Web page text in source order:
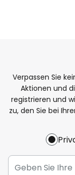
Verpassen Sie
Aktionen und
registrieren und
zu, den Sie bei